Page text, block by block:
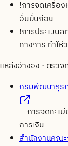
!การจดเครื่อ
อื่นยื่นก่อน
!การประเมิน
ทางการ ทำใ
แหล่งอ้างอิง · ตรวจ
กรมพัฒนาธุร
—การจดทะเ
การเงิน
สำนักงานคณะ